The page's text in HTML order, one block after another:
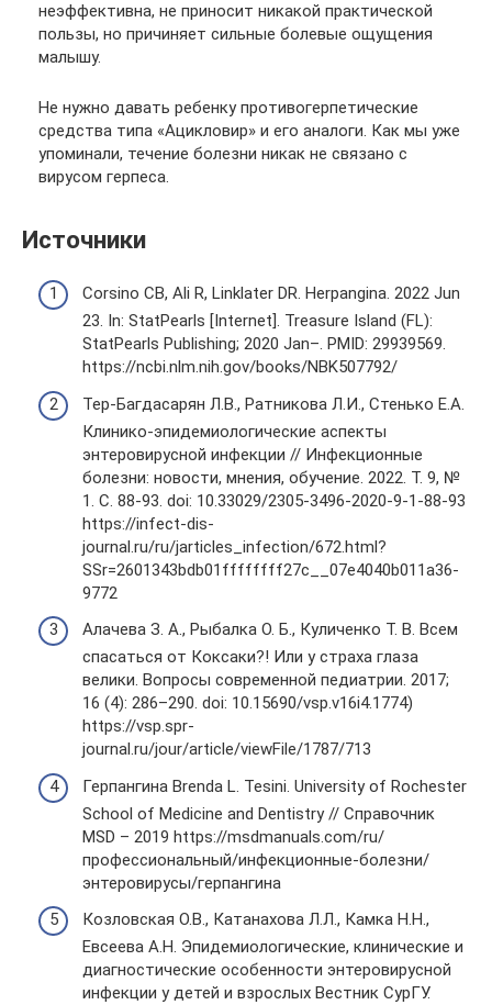
неэффективна, не приносит никакой практической
пользы, но причиняет сильные болевые ощущения
малышу.
Не нужно давать ребенку противогерпетические
средства типа «Ацикловир» и его аналоги. Как мы уже
упоминали, течение болезни никак не связано с
вирусом герпеса.
Источники
Corsino CB, Ali R, Linklater DR. Herpangina. 2022 Jun
23. In: StatPearls [Internet]. Treasure Island (FL):
StatPearls Publishing; 2020 Jan–. PMID: 29939569.
https://ncbi.nlm.nih.gov/books/NBK507792/
Тер-Багдасарян Л.В., Ратникова Л.И., Стенько Е.А.
Клинико-эпидемиологические аспекты
энтеровирусной инфекции // Инфекционные
болезни: новости, мнения, обучение. 2022. Т. 9, №
1. С. 88-93. doi: 10.33029/2305-3496-2020-9-1-88-93
https://infect-dis-
journal.ru/ru/jarticles_infection/672.html?
SSr=2601343bdb01ffffffff27c__07e4040b011a36-
9772
Алачева З. А., Рыбалка О. Б., Куличенко Т. В. Всем
спасаться от Коксаки?! Или у страха глаза
велики. Вопросы современной педиатрии. 2017;
16 (4): 286–290. doi: 10.15690/vsp.v16i4.1774)
https://vsp.spr-
journal.ru/jour/article/viewFile/1787/713
Герпангина Brenda L. Tesini. University of Rochester
School of Medicine and Dentistry // Справочник
MSD – 2019 https://msdmanuals.com/ru/
профессиональный/инфекционные-болезни/
энтеровирусы/герпангина
Козловская О.В., Катанахова Л.Л., Камка Н.Н.,
Евсеева А.Н. Эпидемиологические, клинические и
диагностические особенности энтеровирусной
инфекции у детей и взрослых Вестник СурГУ.